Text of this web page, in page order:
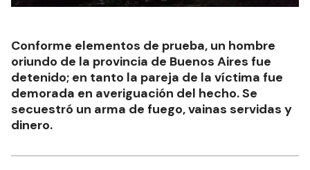
Conforme elementos de prueba, un hombre
oriundo de la provincia de Buenos Aires fue
detenido; en tanto la pareja de la víctima fue
demorada en averiguación del hecho. Se
secuestró un arma de fuego, vainas servidas y
dinero.